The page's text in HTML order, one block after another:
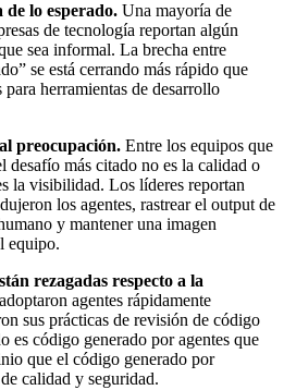
lo esperado. Una mayoría de
de tecnología reportan algún
sea informal. La brecha entre
se está cerrando más rápido que
herramientas de desarrollo
preocupación. Entre los equipos que
desafío más citado no es la calidad o
la visibilidad. Los líderes reportan
los agentes, rastrear el output de
y mantener una imagen
equipo.
rezagadas respecto a la
agentes rápidamente
sus prácticas de revisión de código
es código generado por agentes que
que el código generado por
calidad y seguridad.